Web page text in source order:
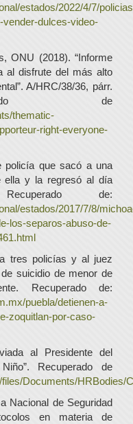
estados/2022/4/7/
dulces-video-
ONU (2018). “Informe
al disfrute del más alto
A/HRC/38/36, párr.
de
thematic-
right-everyone-
policía que sacó a una
ella y la regresó al día
de:
estados/2017/7/8/
los-separos-abuso-de-
tres policías y al juez
suicidio de menor de
Recuperado de:
puebla/detienen-a-
zoquitlan-por-caso-
al Presidente del
Recuperado de
Documents/
Nacional de Seguridad
en materia de